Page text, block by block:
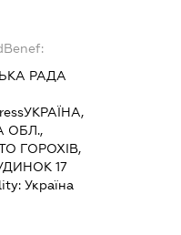
РАДА
УКРАЇНА,
ОБЛ.,
ГОРОХІВ,
17
Україна